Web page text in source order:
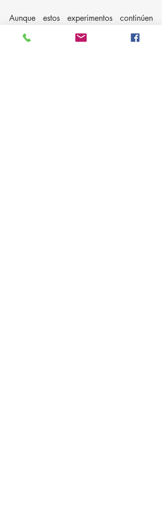
Aunque estos experimentos continúen
creciendo y tanteando para llegar a una
solución, la seguridad del público es